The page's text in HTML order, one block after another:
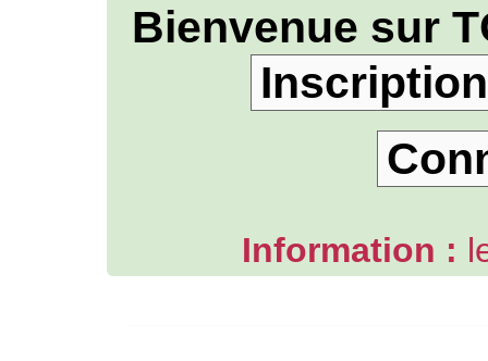
Bienvenue sur
Inscription
Information :